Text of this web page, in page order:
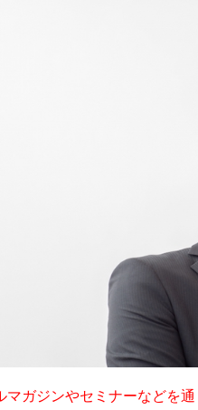
マガジンやセミナーなどを